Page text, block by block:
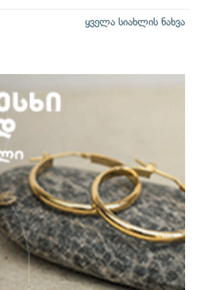
ყველა სიახლის ნახვა